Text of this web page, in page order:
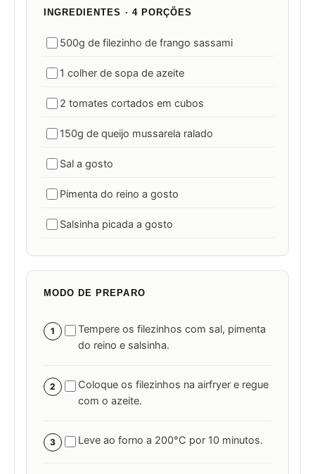
INGREDIENTES · 4 PORÇÕES
500g de filezinho de frango sassami
1 colher de sopa de azeite
2 tomates cortados em cubos
150g de queijo mussarela ralado
Sal a gosto
Pimenta do reino a gosto
Salsinha picada a gosto
MODO DE PREPARO
1
Tempere os filezinhos com sal, pimenta
do reino e salsinha.
2
Coloque os filezinhos na airfryer e regue
com o azeite.
3 Leve ao forno a 200°C por 10 minutos.